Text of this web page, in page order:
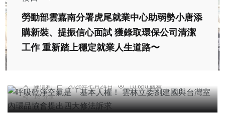
勞動部雲嘉南分署虎尾就業中心助弱勢小唐添
購新裝、提振信心面試 獲錄取環保公司清潔
工作 重新踏上穩定就業人生道路〜
綜合新聞
陳信利 2026年七月24日
10,660 觀看
16 分享
社會 綜合新聞 科技新知
警察節慶祝大會 縣長鍾東錦頒獎表揚績優官警 肯